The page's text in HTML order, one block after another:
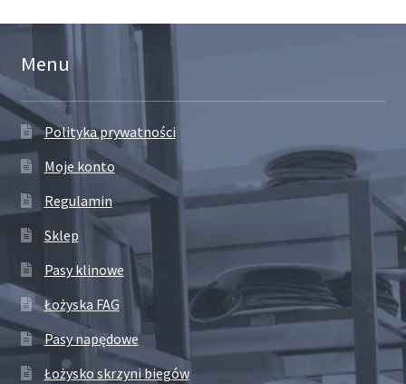
Menu
Polityka prywatności
Moje konto
Regulamin
Sklep
Pasy klinowe
Łożyska FAG
Pasy napędowe
Łożysko skrzyni biegów